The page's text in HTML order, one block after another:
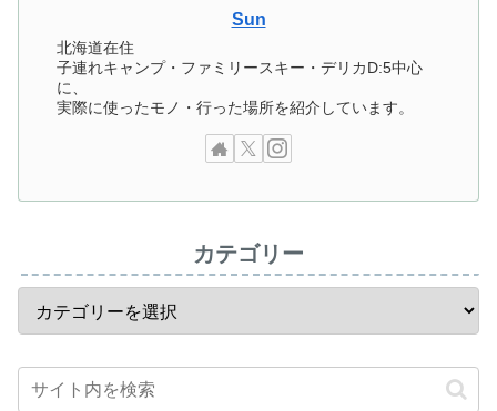
Sun
北海道在住
子連れキャンプ・ファミリースキー・デリカD:5中心
に、
実際に使ったモノ・行った場所を紹介しています。
カテゴリー